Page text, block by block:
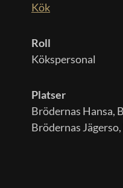
Kök
Roll
Kökspersonal
Platser
Brödernas Hansa,
Brödernas